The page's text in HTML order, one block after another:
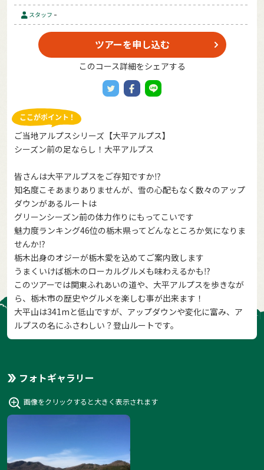
スタッフ -
ツアーを申し込む
このコース詳細をシェアする
ご当地アルプスシリーズ【大平アルプス】
シーズン前の足ならし！大平アルプス
皆さんは大平アルプスをご存知ですか⁉️
知名度こそあまりありませんが、雪の心配もなく数々のアップ
ダウンがあるルートは
グリーンシーズン前の体力作りにもってこいです
魅力度ランキング46位の栃木県ってどんなところか気になりま
せんか⁉️
栃木出身のオジーが栃木愛を込めてご案内致します
うまくいけば栃木のローカルグルメも味わえるかも⁉️
このツアーでは関東ふれあいの道や、大平アルプスを歩きなが
ら、栃木市の歴史やグルメを楽しむ事が出来ます！
大平山は341mと低山ですが、アップダウンや変化に富み、ア
ルプスの名にふさわしい？登山ルートです。
フォトギャラリー
画像をクリックすると大きく表示されます